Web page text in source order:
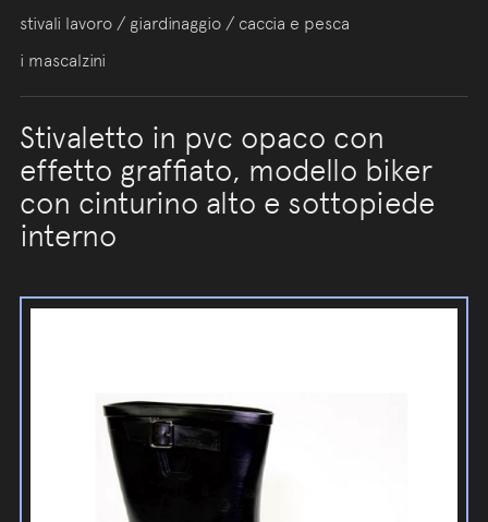
stivali lavoro / giardinaggio / caccia e pesca
i mascalzini
Stivaletto in pvc opaco con
effetto graffiato, modello biker
con cinturino alto e sottopiede
interno